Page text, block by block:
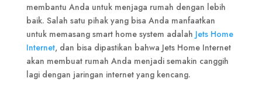
membantu Anda untuk menjaga rumah dengan lebih
baik. Salah satu pihak yang bisa Anda manfaatkan
untuk memasang smart home system adalah Jets Home
Internet, dan bisa dipastikan bahwa Jets Home Internet
akan membuat rumah Anda menjadi semakin canggih
lagi dengan jaringan internet yang kencang.